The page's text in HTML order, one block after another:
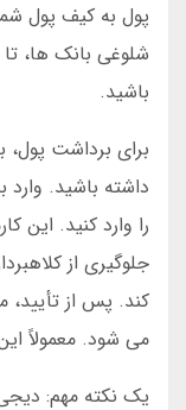
پول به کیف پول
باشید.
داشته باشید.
را وارد کنید. این
جلوگیری از
کند. پس از
می شود. معمولاً این کار در 24 ساعت
یک نکته مهم: